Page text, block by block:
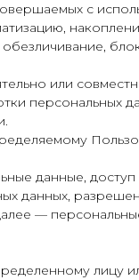
с
или
персональных
данные, доступ
данных,
—
лицу